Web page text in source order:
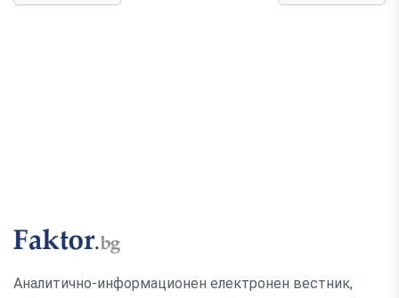
Аналитично-информационен електронен вестник,